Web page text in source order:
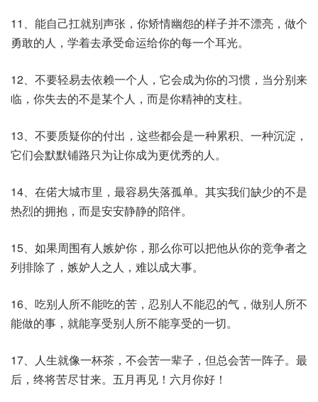
11、能自己扛就别声张，你矫情幽怨的样子并不漂亮，做个
勇敢的人，学着去承受命运给你的每一个耳光。
12、不要轻易去依赖一个人，它会成为你的习惯，当分别来
临，你失去的不是某个人，而是你精神的支柱。
13、不要质疑你的付出，这些都会是一种累积、一种沉淀，
它们会默默铺路只为让你成为更优秀的人。
14、在偌大城市里，最容易失落孤单。其实我们缺少的不是
热烈的拥抱，而是安安静静的陪伴。
15、如果周围有人嫉妒你，那么你可以把他从你的竞争者之
列排除了，嫉妒人之人，难以成大事。
16、吃别人所不能吃的苦，忍别人不能忍的气，做别人所不
能做的事，就能享受别人所不能享受的一切。
17、人生就像一杯茶，不会苦一辈子，但总会苦一阵子。最
后，终将苦尽甘来。五月再见！六月你好！